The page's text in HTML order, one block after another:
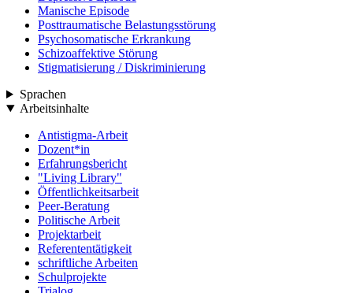
Manische Episode
Posttraumatische Belastungsstörung
Psychosomatische Erkrankung
Schizoaffektive Störung
Stigmatisierung / Diskriminierung
Sprachen
Arbeitsinhalte
Antistigma-Arbeit
Dozent*in
Erfahrungsbericht
"Living Library"
Öffentlichkeitsarbeit
Peer-Beratung
Politische Arbeit
Projektarbeit
Referententätigkeit
schriftliche Arbeiten
Schulprojekte